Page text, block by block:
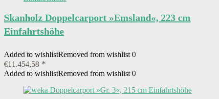
Skanholz Doppelcarport »Emsland«, 223 cm
Einfahrtshöhe
Added to wishlistRemoved from wishlist 0
€11.454,58
Added to wishlistRemoved from wishlist 0